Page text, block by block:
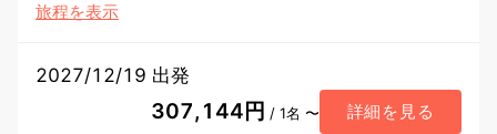
旅程を表示
2027/12/19 出発
307,144円 / 1名 〜 詳細を見る